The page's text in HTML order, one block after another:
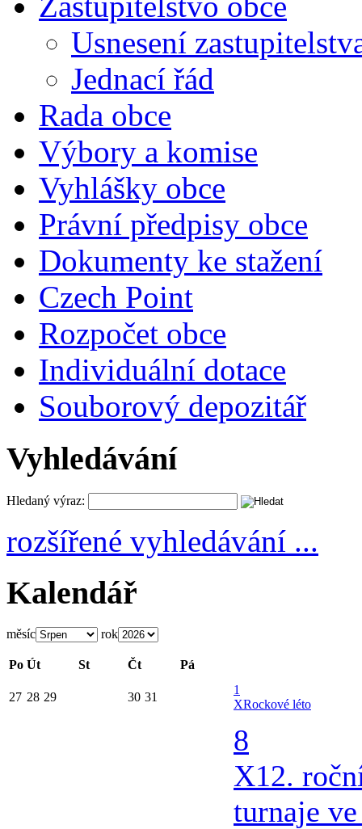
Usnesení
Jednací řád
Rada obce
Výbory a komise
Vyhlášky obce
Právní předpisy obce
Dokumenty ke stažení
Czech Point
Rozpočet obce
Individuální dotace
Souborový depozitář
Vyhledávání
Hledaný výraz:
rozšířené vyhledávání ...
Kalendář
měsíc rok
Po Út St Čt Pá
27 28 29 30 31
1
XRockové léto
8
X12.
turnaje